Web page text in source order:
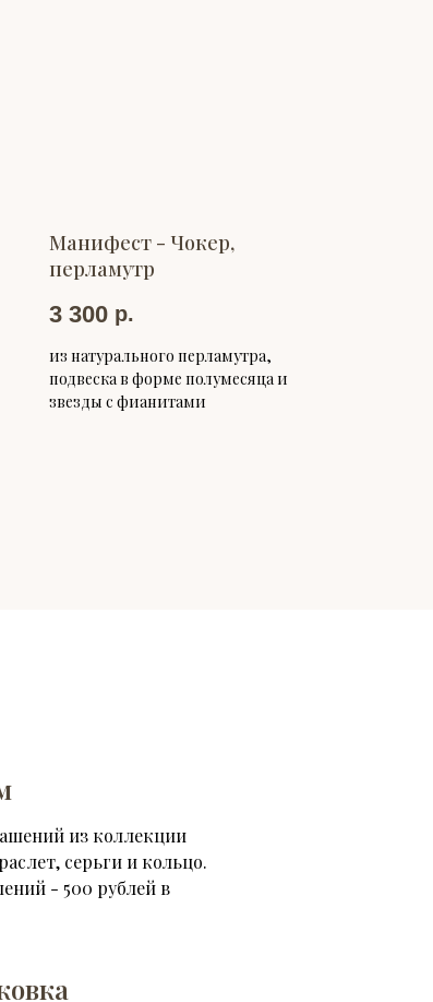
Манифест - Чокер,
перламутр
3 300 р.
из натурального перламутра,
подвеска в форме полумесяца и
звезды с фианитами
из коллекции
серьги и кольцо.
- 500 рублей в